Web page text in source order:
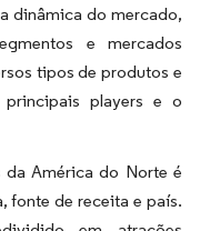
dinâmica do mercado,
e mercados
tipos de produtos e
players e o
América do Norte é
fonte de receita e país.